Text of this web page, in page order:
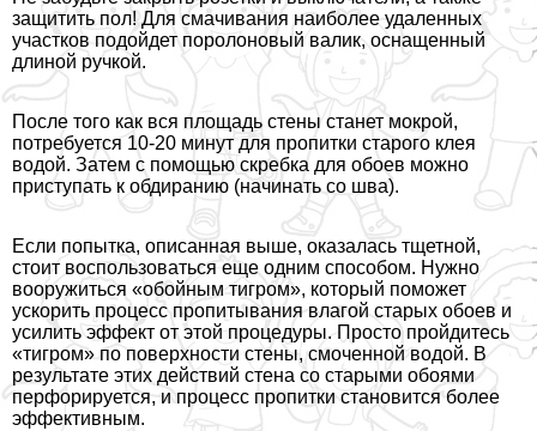
защитить пол! Для смачивания наиболее удаленных
участков подойдет поролоновый валик, оснащенный
длиной ручкой.
После того как вся площадь стены станет мокрой,
потребуется 10-20 минут для пропитки старого клея
водой. Затем с помощью скребка для обоев можно
приступать к обдиранию (начинать со шва).
Если попытка, описанная выше, оказалась тщетной,
стоит воспользоваться еще одним способом. Нужно
вооружиться «обойным тигром», который поможет
ускорить процесс пропитывания влагой старых обоев и
усилить эффект от этой процедуры. Просто пройдитесь
«тигром» по поверхности стены, смоченной водой. В
результате этих действий стена со старыми обоями
перфорируется, и процесс пропитки становится более
эффективным.